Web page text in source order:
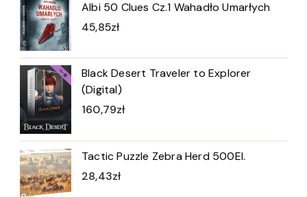
Albi 50 Clues Cz.1 Wahadło Umarłych
45,85zł
Black Desert Traveler to Explorer
(Digital)
160,79zł
Tactic Puzzle Zebra Herd 500El.
28,43zł